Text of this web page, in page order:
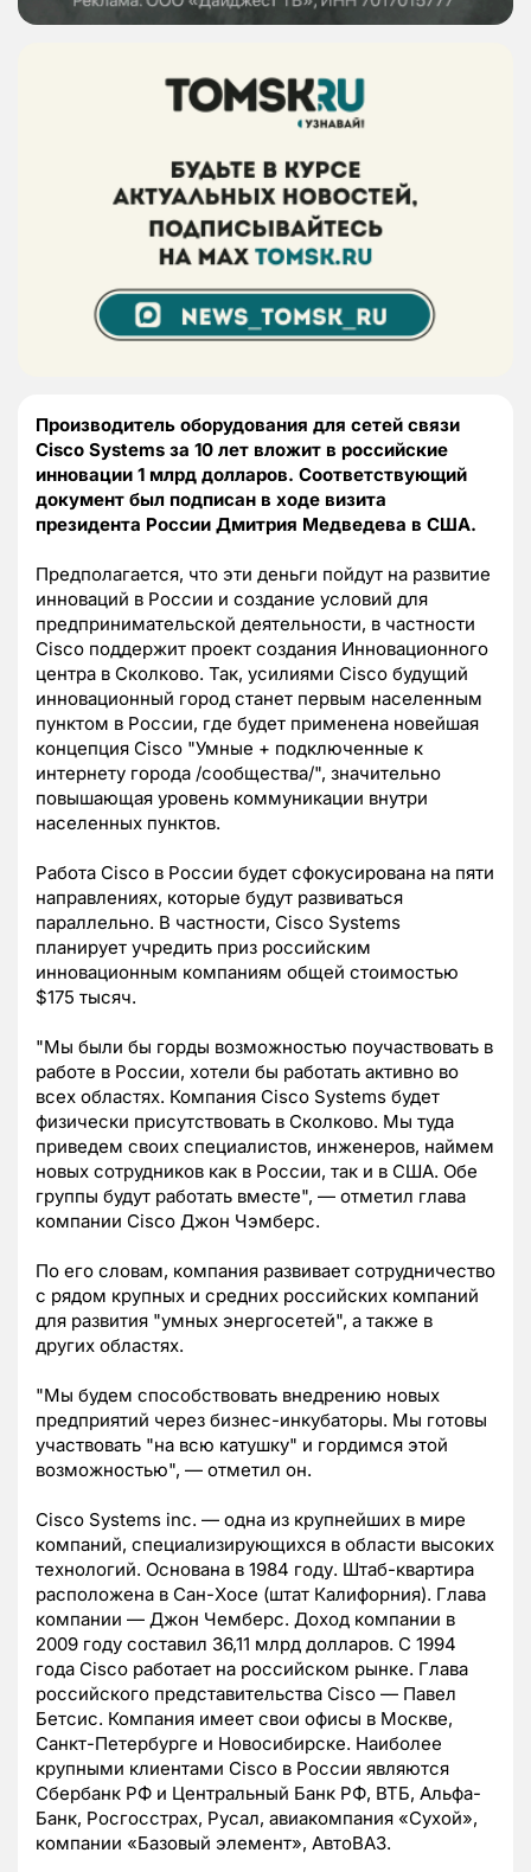
Производитель оборудования для сетей связи
Cisco Systems за 10 лет вложит в российские
инновации 1 млрд долларов. Соответствующий
документ был подписан в ходе визита
президента России Дмитрия Медведева в США.
Предполагается, что эти деньги пойдут на развитие
инноваций в России и создание условий для
предпринимательской деятельности, в частности
Cisco поддержит проект создания Инновационного
центра в Сколково. Так, усилиями Cisco будущий
инновационный город станет первым населенным
пунктом в России, где будет применена новейшая
концепция Cisco "Умные + подключенные к
интернету города /сообщества/", значительно
повышающая уровень коммуникации внутри
населенных пунктов.
Работа Cisco в России будет сфокусирована на пяти
направлениях, которые будут развиваться
параллельно. В частности, Cisco Systems
планирует учредить приз российским
инновационным компаниям общей стоимостью
$175 тысяч.
"Мы были бы горды возможностью поучаствовать в
работе в России, хотели бы работать активно во
всех областях. Компания Cisco Systems будет
физически присутствовать в Сколково. Мы туда
приведем своих специалистов, инженеров, наймем
новых сотрудников как в России, так и в США. Обе
группы будут работать вместе", — отметил глава
компании Cisco Джон Чэмберс.
По его словам, компания развивает сотрудничество
с рядом крупных и средних российских компаний
для развития "умных энергосетей", а также в
других областях.
"Мы будем способствовать внедрению новых
предприятий через бизнес-инкубаторы. Мы готовы
участвовать "на всю катушку" и гордимся этой
возможностью", — отметил он.
Cisco Systems inc. — oдна из крупнейших в мире
компаний, специализирующихся в области высоких
технологий. Основана в 1984 году. Штаб-квартира
расположена в Сан-Хосе (штат Калифорния). Глава
компании — Джон Чемберс. Доход компании в
2009 году составил 36,11 млрд долларов. C 1994
года Cisco работает на российском рынке. Глава
российского представительства Cisco — Павел
Бетсис. Компания имеет свои офисы в Москве,
Санкт-Петербурге и Новосибирске. Наиболее
крупными клиентами Cisco в России являются
Сбербанк РФ и Центральный Банк РФ, ВТБ, Альфа-
Банк, Росгосстрах, Русал, авиакомпания «Сухой»,
компании «Базовый элемент», АвтоВАЗ.